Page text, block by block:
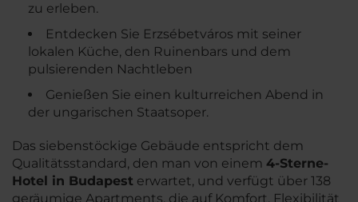
zu erleben.
Entdecken Sie Erzsébetváros mit seiner
lokalen Küche, den Ruinenbars und dem
pulsierenden Nachtleben
Genießen Sie einen kulturreichen Abend in
der ungarischen Staatsoper.
Das siebenstöckige Gebäude entspricht dem
Qualitätsstandard, den man von einem 4-Sterne-
Hotel in Budapest erwartet, und verfügt über 138
geräumige Apartments, die auf Komfort, Flexibilität